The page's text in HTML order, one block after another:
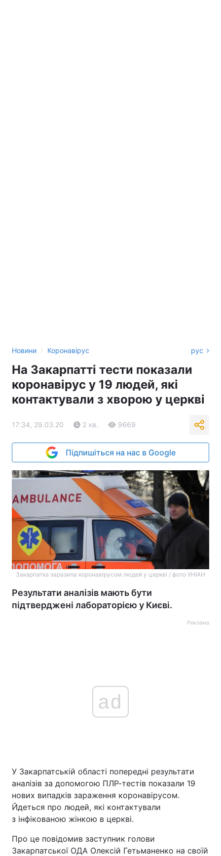
Новини › Коронавірус рус
На Закарпатті тести показали
коронавірус у 19 людей, які
контактували з хворою у церкві
17:34, 29.03.20 2 хв. 9669
Підпишіться на нас в Google
Закарпатка заразила коронавірусом людей у церкві / фото УНІАН
Результати аналізів мають бути
підтверджені лабораторією у Києві.
Реклама
ad
У Закарпатській області попередні результати
аналізів за допомогою ПЛР-тестів показали 19
нових випадків зараження коронавірусом.
Йдеться про людей, які контактували
з інфікованою жінкою в церкві.
Про це повідомив заступник голови
Закарпатської ОДА Олексій Гетьманенко на своїй